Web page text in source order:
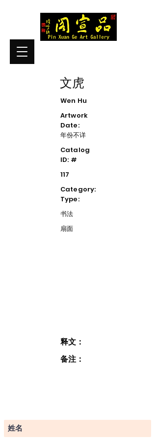
文虎
Wen Hu
Artwork
Date:
年份不详
Catalog
ID: #
117
Category:
Type:
书法
扇面
释文：
备注：